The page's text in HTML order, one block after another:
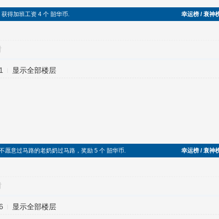
得加班工资 4 个 韶华币. 幸运榜 / 衰神
显示全部楼层
愿意过马路的老奶奶过马路，奖励 5 个 韶华币. 幸运榜 / 衰神
显示全部楼层